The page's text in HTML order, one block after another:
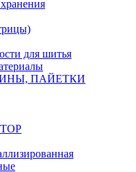
для шитья
ПАЙЕТКИ